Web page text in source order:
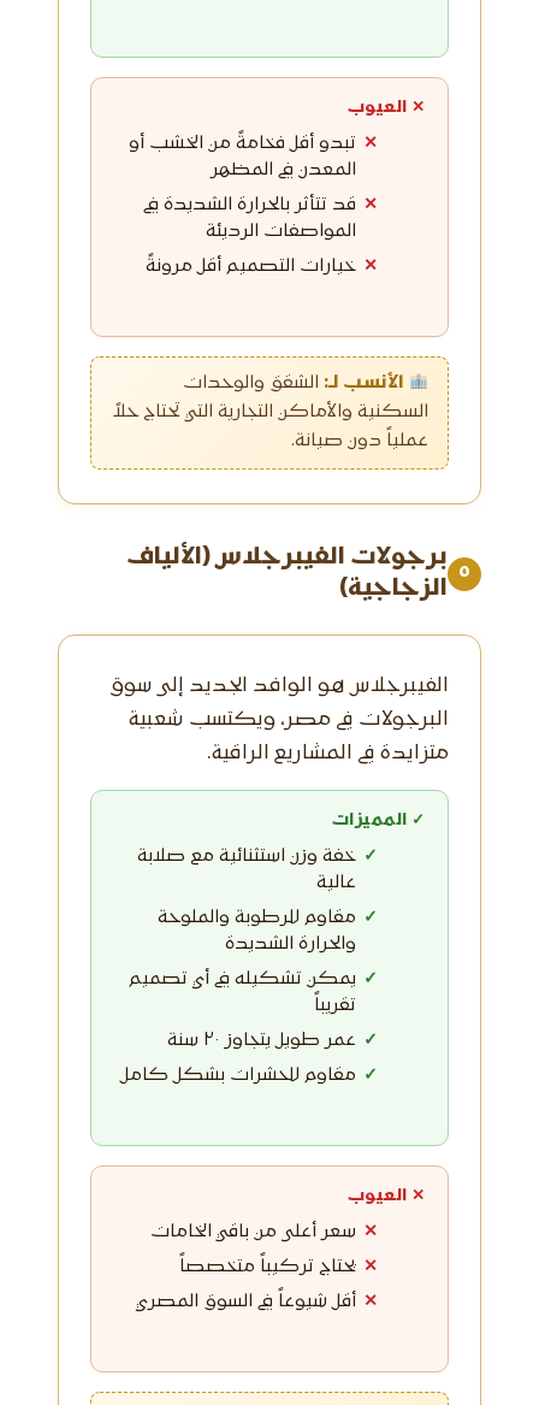
✕ العيوب
تبدو أقل فخامةً من الخشب أو
المعدن في المظهر
قد تتأثر بالحرارة الشديدة في
المواصفات الرديئة
خيارات التصميم أقل مرونةً
الأنسب لـ: الشقق والوحدات
السكنية والأماكن التجارية التي تحتاج حلاً
عملياً دون صيانة.
٥
برجولات الفيبرجلاس (الألياف
الزجاجية)
الفيبرجلاس هو الوافد الجديد إلى سوق
البرجولات في مصر، ويكتسب شعبية
متزايدة في المشاريع الراقية.
✓ المميزات
خفة وزن استثنائية مع صلابة
عالية
مقاوم للرطوبة والملوحة
والحرارة الشديدة
يمكن تشكيله في أي تصميم
تقريباً
عمر طويل يتجاوز ٢٠ سنة
مقاوم للحشرات بشكل كامل
✕ العيوب
سعر أعلى من باقي الخامات
يحتاج تركيباً متخصصاً
أقل شيوعاً في السوق المصري